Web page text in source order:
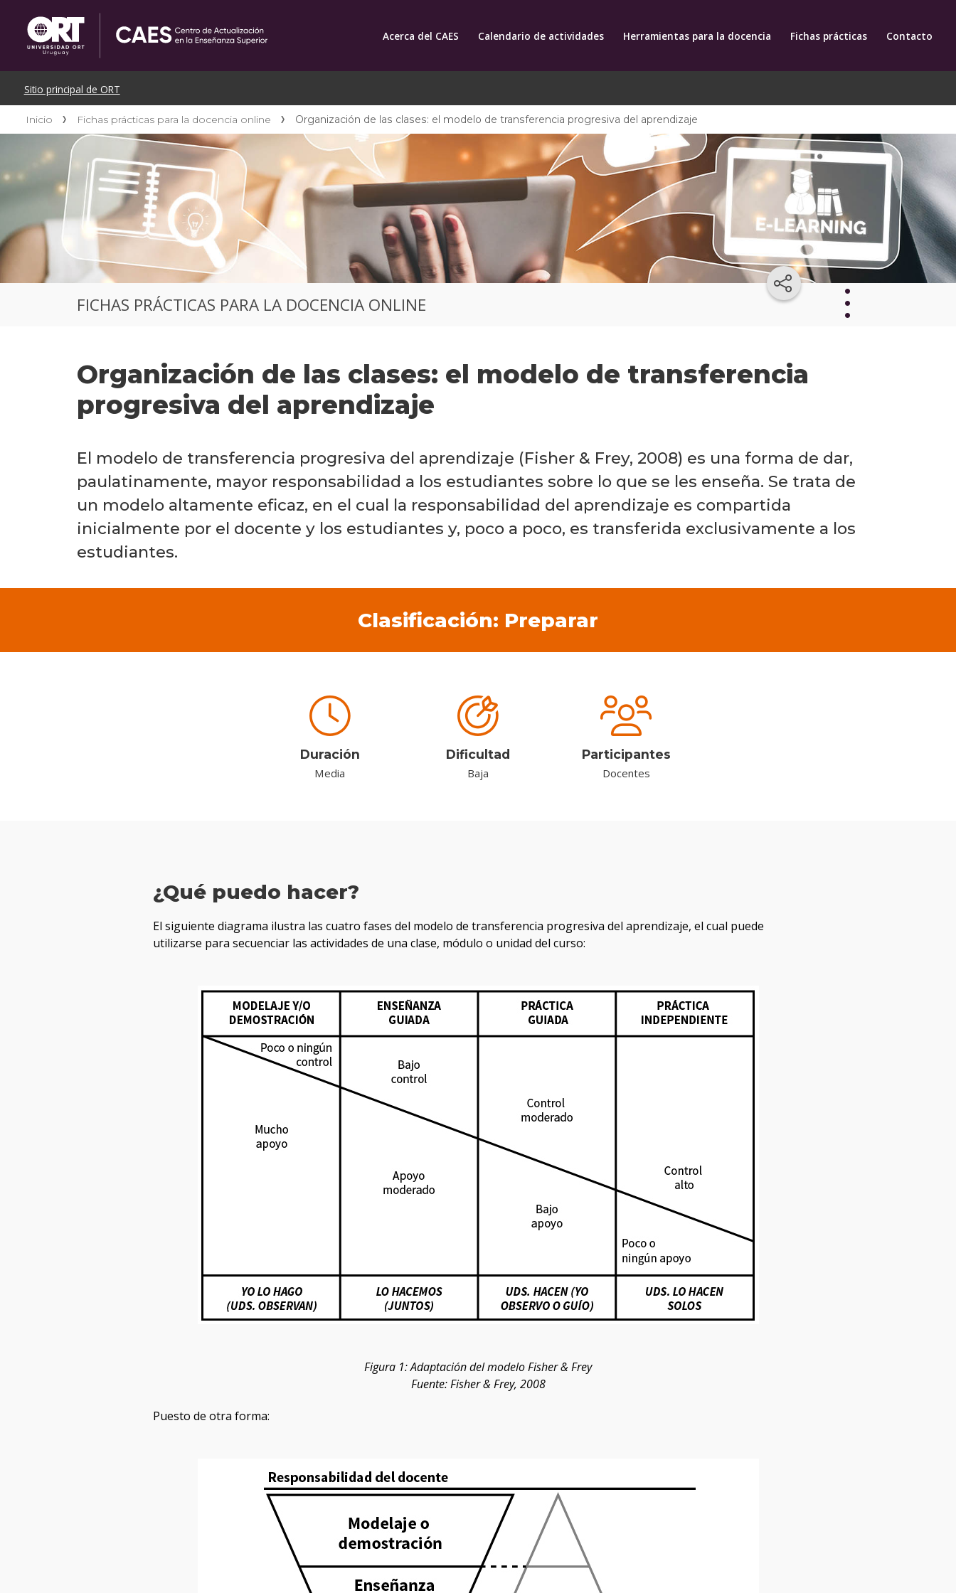
Acerca del CAES Calendario de actividades Herramientas para la docencia Fichas prácticas Contacto
Inicio Fichas prácticas para la docencia online Organización de las clases: el modelo de transferencia progresiva del aprendizaje
FICHAS PRÁCTICAS PARA LA DOCENCIA ONLINE
Organización de las clases: el modelo de transferencia
progresiva del aprendizaje
online
Enseñar
El modelo de transferencia progresiva del aprendizaje (Fisher & Frey, 2008) es una forma de dar,
paulatinamente, mayor responsabilidad a los estudiantes sobre lo que se les enseña. Se trata de
un modelo altamente eficaz, en el cual la responsabilidad del aprendizaje es compartida
inicialmente por el docente y los estudiantes y, poco a poco, es transferida exclusivamente a los
estudiantes.
Clasificación: Preparar
Duración
Media
Dificultad
Baja
Participantes
Docentes
¿Qué puedo hacer?
El siguiente diagrama ilustra las cuatro fases del modelo de transferencia progresiva del aprendizaje, el cual puede
utilizarse para secuenciar las actividades de una clase, módulo o unidad del curso:
Figura 1: Adaptación del modelo Fisher & Frey
Fuente: Fisher & Frey, 2008
Puesto de otra forma: